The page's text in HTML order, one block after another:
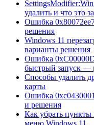
удалить и что это
Ошибка
решения
Windows 11
варианты решения
Ошибка
быстрый запуск —
Способы удалить
карты
Ошибка
и решения
Как убрать пункты
меню Windows 11